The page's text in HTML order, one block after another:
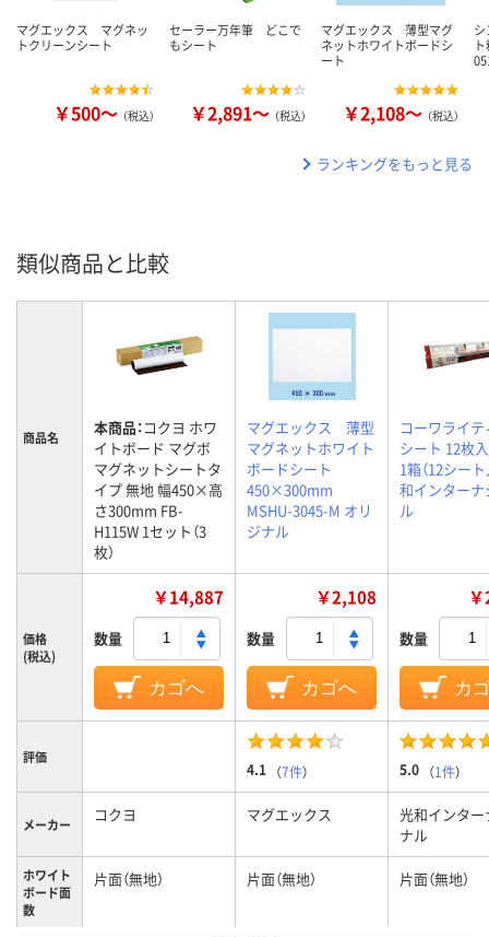
マグエックス マグネッ
トクリーンシート
￥500～ （税込）
セーラー万年筆 どこで
もシート
￥2,891～ （税込）
マグエックス 薄型マグ
ネットホワイトボードシ
ート
￥2,108～ （税込）
ランキングをもっと見る
類似商品と比較
商品名 本商品：コクヨ ホワ
イトボード マグボ
マグネットシートタ
イプ 無地 幅450×高
さ300mm FB-
H115W 1セット（3
枚）
マグエックス 薄型
マグネットホワイト
ボードシート
450×300mm
MSHU-3045-M オリ
ジナル
コーワライ
シート 12枚
1箱（12シート
和インターナ
ル
価格
(税込)
￥14,887
数量
カゴへ
￥2,108
数量
カゴへ
数量
カ
評価
4.1 （7件） 5.0 （1件）
メーカー コクヨ マグエックス
光和インター
ナル
ホワイト
ボード面
数
片面（無地） 片面（無地） 片面（無地）